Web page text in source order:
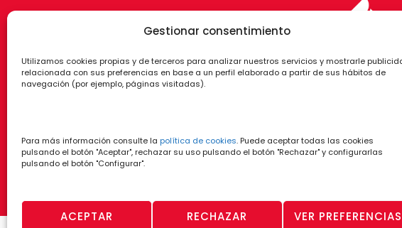
Gestionar consentimiento
Utilizamos cookies propias y de terceros para analizar nuestros servicios y mostrarle
relacionada con sus preferencias en base a un perfil elaborado a partir de sus hábitos de
navegación (por ejemplo, páginas visitadas).
Para más información consulte la política de cookies. Puede aceptar todas las cookies
pulsando el botón "Aceptar", rechazar su uso pulsando el botón "Rechazar" y configurarlas
pulsando el botón "Configurar".
ACEPTAR RECHAZAR VER PREFERENCIAS